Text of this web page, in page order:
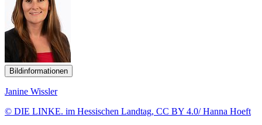
Bildinformationen
Janine Wissler
© DIE LINKE. im Hessischen Landtag, CC BY 4.0/ Hanna Hoeft